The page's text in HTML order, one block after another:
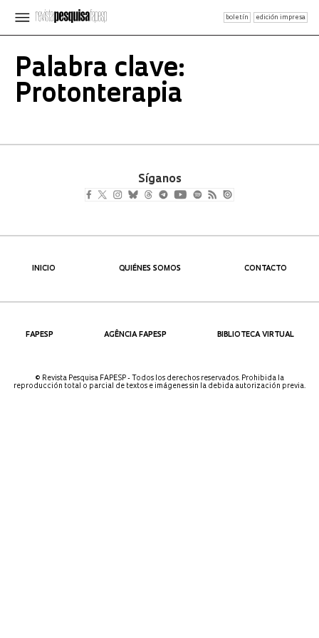
boletín edición impresa
Palabra clave:
Protonterapia
Síganos
INICIO QUIÉNES SOMOS CONTACTO
FAPESP AGÊNCIA FAPESP BIBLIOTECA VIRTUAL
© Revista Pesquisa FAPESP - Todos los derechos reservados. Prohibida la
reproducción total o parcial de textos e imágenes sin la debida autorización previa.